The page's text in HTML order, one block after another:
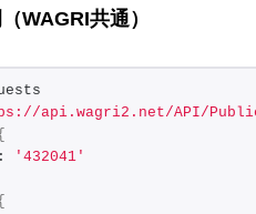
WAGRI共通）
api.wagri2.net/API/
:
'432041'